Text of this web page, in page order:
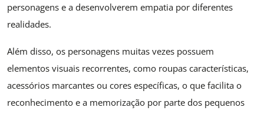
personagens e a desenvolverem empatia por diferentes
realidades.
Além disso, os personagens muitas vezes possuem
elementos visuais recorrentes, como roupas características,
acessórios marcantes ou cores específicas, o que facilita o
reconhecimento e a memorização por parte dos pequenos